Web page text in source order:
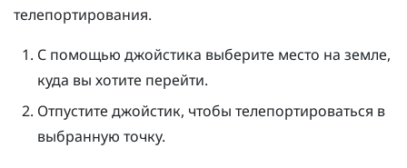
телепортирования.
С помощью джойстика выберите место на земле,
куда вы хотите перейти.
Отпустите джойстик, чтобы телепортироваться в
выбранную точку.